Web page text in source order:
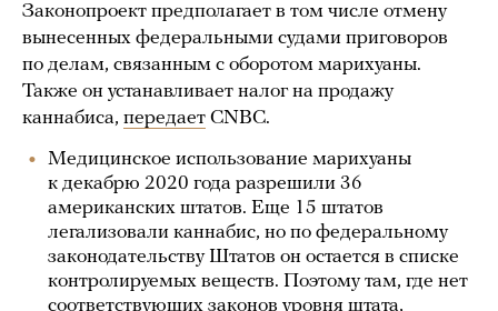
Законопроект предполагает в том числе отмену
вынесенных федеральными судами приговоров
по делам, связанным с оборотом марихуаны.
Также он устанавливает налог на продажу
каннабиса, передает CNBC.
Медицинское использование марихуаны
к декабрю 2020 года разрешили 36
американских штатов. Еще 15 штатов
легализовали каннабис, но по федеральному
законодательству Штатов он остается в списке
контролируемых веществ. Поэтому там, где нет
соответствующих законов уровня штата,